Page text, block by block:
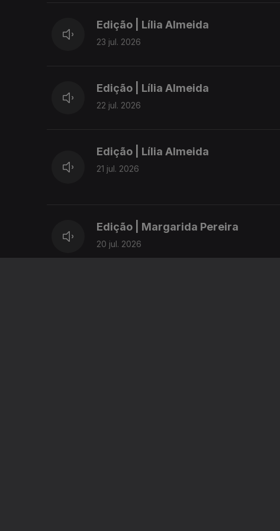
Edição | Lília Almeida
23 jul. 2026
Edição | Lília Almeida
22 jul. 2026
Edição | Lília Almeida
21 jul. 2026
Edição | Margarida Pereira
20 jul. 2026